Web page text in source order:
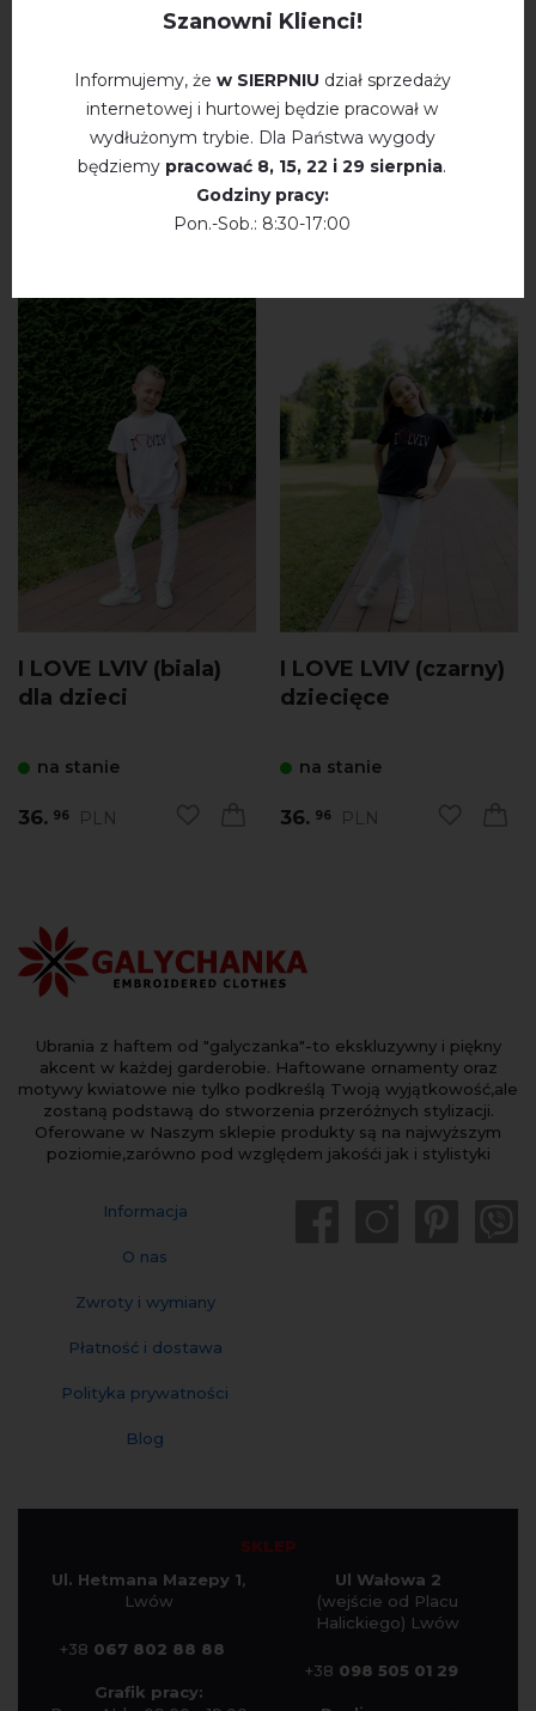
WYSZUKAJ PODOBNE
I LOVE LVIV (biala)
dla dzieci
na stanie
36. 96 PLN
I LOVE LVIV (czarny)
dziecięce
na stanie
36. 96 PLN
Ubrania z haftem od "galyczanka"-to ekskluzywny i piękny
akcent w każdej garderobie. Haftowane ornamenty oraz
motywy kwiatowe nie tylko podkreślą Twoją wyjątkowość,ale
zostaną podstawą do stworzenia przeróżnych stylizacji.
Oferowane w Naszym sklepie produkty są na najwyższym
poziomie,zarówno pod względem jakośći jak i stylistyki
Informacja
O nas
Zwroty i wymiany
Płatność i dostawa
Polityka prywatności
Blog
SKLEP
Ul. Hetmana Mazepy 1,
Lwów
+38 067 802 88 88
Grafik pracy:
Ul Wałowa 2
(wejście od Placu
Halickiego) Lwów
+38 098 505 01 29
Szanowni Klienci!
Informujemy, że w SIERPNIU dział sprzedaży
internetowej i hurtowej będzie pracował w
wydłużonym trybie. Dla Państwa wygody
będziemy pracować 8, 15, 22 і 29 sierpnia.
Godziny pracy:
Pon.-Sob.: 8:30-17:00